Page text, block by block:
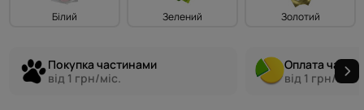
Білий Зелений Золотий
Покупка частинами
від 1 грн/міс.
Оплата
від 1 грн/міс.